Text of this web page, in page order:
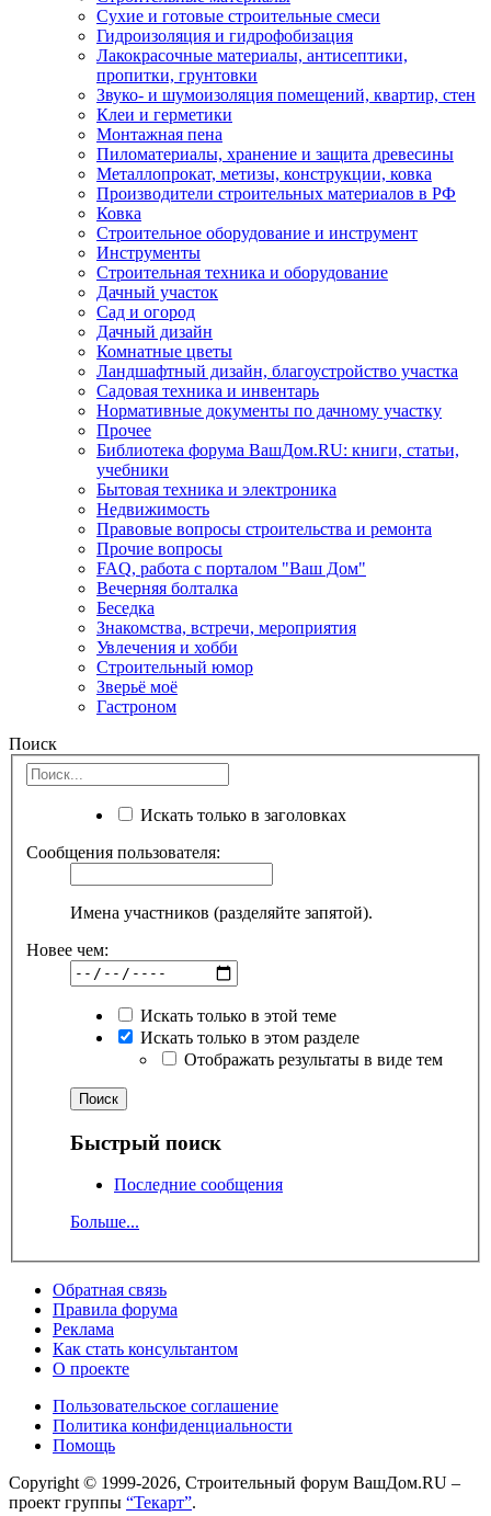
Сухие и готовые строительные смеси
Гидроизоляция и гидрофобизация
Лакокрасочные материалы, антисептики,
пропитки, грунтовки
Звуко- и шумоизоляция помещений, квартир, стен
Клеи и герметики
Монтажная пена
Пиломатериалы, хранение и защита древесины
Металлопрокат, метизы, конструкции, ковка
Производители строительных материалов в РФ
Ковка
Строительное оборудование и инструмент
Инструменты
Строительная техника и оборудование
Дачный участок
Сад и огород
Дачный дизайн
Комнатные цветы
Ландшафтный дизайн, благоустройство участка
Садовая техника и инвентарь
Нормативные документы по дачному участку
Прочее
Библиотека форума ВашДом.RU: книги, статьи,
учебники
Бытовая техника и электроника
Недвижимость
Правовые вопросы строительства и ремонта
Прочие вопросы
FAQ, работа с порталом "Ваш Дом"
Вечерняя болталка
Беседка
Знакомства, встречи, мероприятия
Увлечения и хобби
Строительный юмор
Зверьё моё
Гастроном
Поиск
Искать только в заголовках
Сообщения пользователя:
Имена участников (разделяйте запятой).
Новее чем:
Искать только в этой теме
Искать только в этом разделе
Отображать результаты в виде тем
Быстрый поиск
Последние сообщения
Больше...
Обратная связь
Правила форума
Реклама
Как стать консультантом
О проекте
Пользовательское соглашение
Политика конфиденциальности
Помощь
Copyright © 1999-2026, Строительный форум ВашДом.RU –
проект группы “Текарт”.